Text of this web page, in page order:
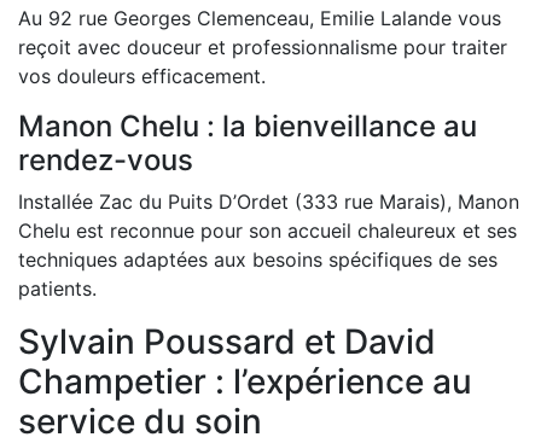
Au 92 rue Georges Clemenceau, Emilie Lalande vous
reçoit avec douceur et professionnalisme pour traiter
vos douleurs efficacement.
Manon Chelu : la bienveillance au
rendez-vous
Installée Zac du Puits D’Ordet (333 rue Marais), Manon
Chelu est reconnue pour son accueil chaleureux et ses
techniques adaptées aux besoins spécifiques de ses
patients.
Sylvain Poussard et David
Champetier : l’expérience au
service du soin